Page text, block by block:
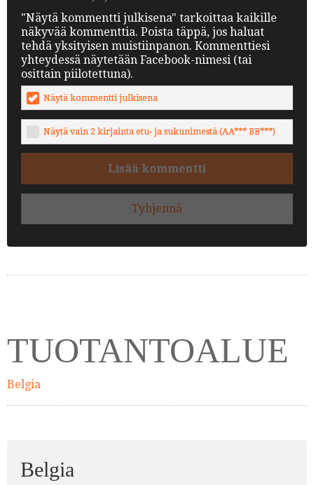
"Näytä kommentti julkisena" tarkoittaa kaikille
näkyvää kommenttia. Poista täppä, jos haluat
tehdä yksityisen muistiinpanon. Kommenttiesi
yhteydessä näytetään Facebook-nimesi (tai
osittain piilotettuna).
Näytä kommentti julkisena
Näytä vain 2 kirjainta etu- ja sukunimestä (AA*** BB***)
Lisää kommentti
Tyhjennä
TUOTANTOALUE
Belgia
Belgia